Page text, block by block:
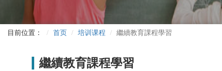
目前位置： 首页 培训课程 繼續教育課程學習
繼續教育課程學習